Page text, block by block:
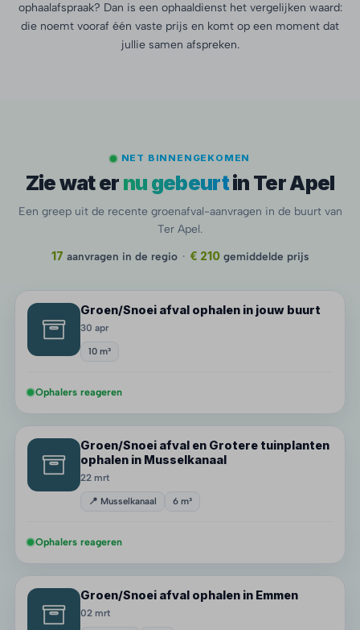
ophaalafspraak? Dan is een ophaaldienst het vergelijken waard:
die noemt vooraf één vaste prijs en komt op een moment dat
jullie samen afspreken.
NET BINNENGEKOMEN
Zie wat er nu gebeurtin Ter Apel
Een greep uit de recente groenafval-aanvragen in de buurt van
Ter Apel.
17 aanvragen in de regio · € 210gemiddelde prijs
Groen/Snoei afval ophalen in jouw buurt
30 apr
10 m³
Ophalers reageren
Groen/Snoei afval en Grotere tuinplanten
ophalen in Musselkanaal
22 mrt
📍 Musselkanaal 6 m³
Ophalers reageren
Groen/Snoei afval ophalen in Emmen
02 mrt